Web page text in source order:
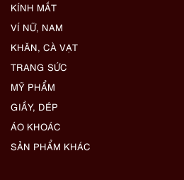
KÍNH MẮT
VÍ NỮ, NAM
KHĂN, CÀ VẠT
TRANG SỨC
MỸ PHẨM
GIẦY, DÉP
ÁO KHOÁC
SẢN PHẨM KHÁC